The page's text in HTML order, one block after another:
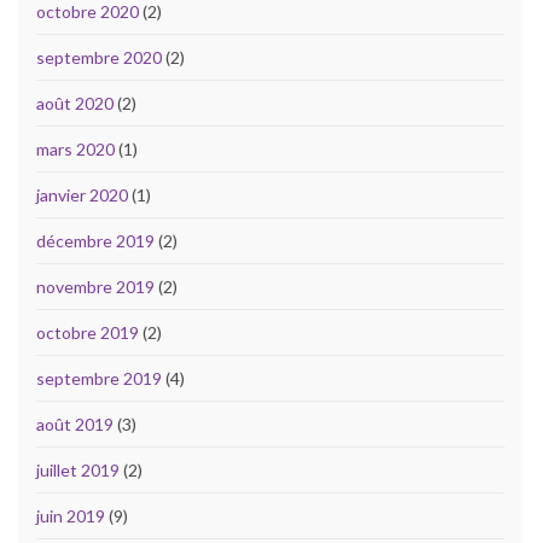
octobre 2020(2)
septembre 2020(2)
août 2020(2)
mars 2020(1)
janvier 2020(1)
décembre 2019 (2)
novembre 2019 (2)
octobre 2019 (2)
septembre 2019 (4)
août 2019 (3)
juillet 2019 (2)
juin 2019 (9)